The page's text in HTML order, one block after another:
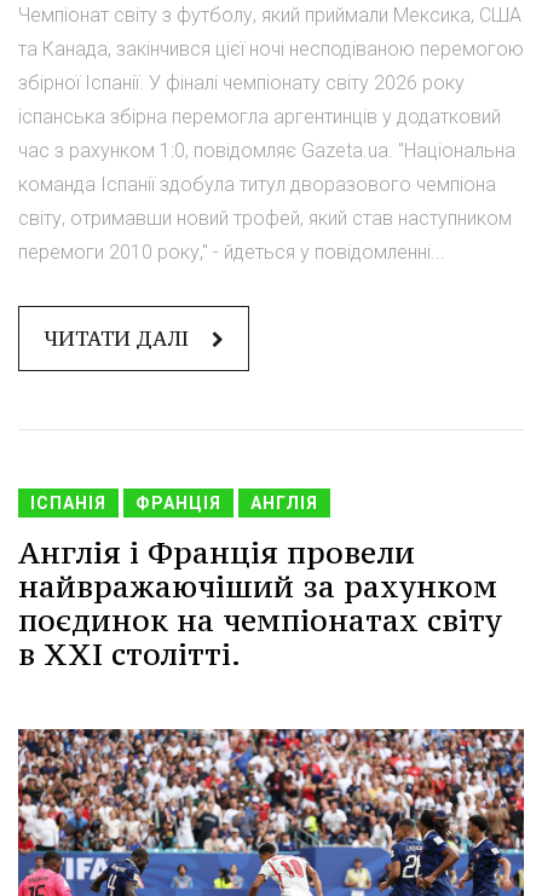
Чемпіонат світу з футболу, який приймали Мексика, США
та Канада, закінчився цієї ночі несподіваною перемогою
збірної Іспанії. У фіналі чемпіонату світу 2026 року
іспанська збірна перемогла аргентинців у додатковий
час з рахунком 1:0, повідомляє Gazeta.ua. "Національна
команда Іспанії здобула титул дворазового чемпіона
світу, отримавши новий трофей, який став наступником
перемоги 2010 року," - йдеться у повідомленні...
ЧИТАТИ ДАЛІ
ІСПАНІЯ ФРАНЦІЯ АНГЛІЯ
Англія і Франція провели
найвражаючіший за рахунком
поєдинок на чемпіонатах світу
в XXI столітті.